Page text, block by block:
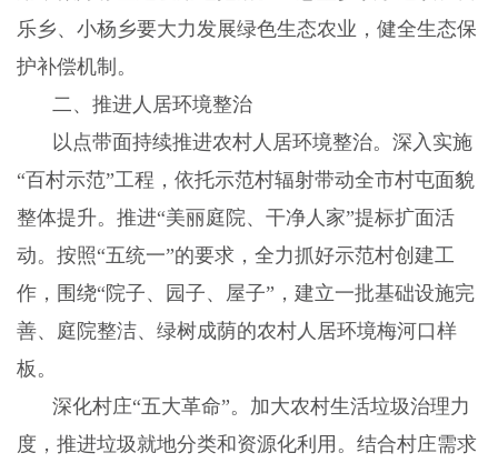
乐乡、小杨乡要大力发展绿色生态农业，健全生态保
护补偿机制。
二、推进人居环境整治
以点带面持续推进农村人居环境整治。深入实施
“百村示范”工程，依托示范村辐射带动全市村屯面貌
整体提升。推进“美丽庭院、干净人家”提标扩面活
动。按照“五统一”的要求，全力抓好示范村创建工
作，围绕“院子、园子、屋子”，建立一批基础设施完
善、庭院整洁、绿树成荫的农村人居环境梅河口样
板。
深化村庄“五大革命”。加大农村生活垃圾治理力
度，推进垃圾就地分类和资源化利用。结合村庄需求